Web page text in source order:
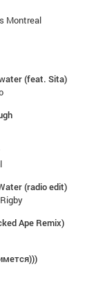
Montreal
(feat. Sita)
(radio edit)
Ape Remix)